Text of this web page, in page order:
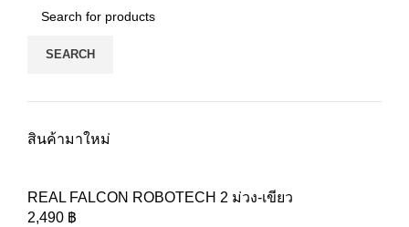
SEARCH
สินค้ามาใหม่
REAL FALCON ROBOTECH 2 ม่วง-เขียว
2,490 ฿